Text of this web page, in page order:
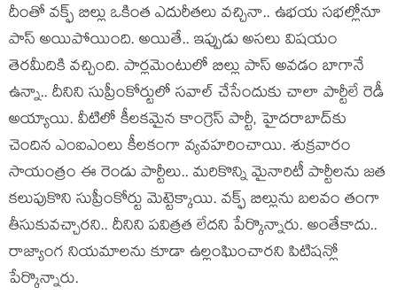
దీంతో వ‌క్ఫ్ బిల్లు ఒకింత ఎదురీత‌లు వ‌చ్చినా.. ఉభ‌య స‌భ‌ల్లోనూ
పాస్ అయిపోయింది. అయితే.. ఇప్పుడు అస‌లు విష‌యం
తెర‌మీదికి వ‌చ్చింది. పార్ల‌మెంటులో బిల్లు పాస్ అవ‌డం బాగానే
ఉన్నా.. దీనిని సుప్రీంకోర్టులో స‌వాల్ చేసేందుకు చాలా పార్టీలే రెడీ
అయ్యాయి. వీటిలో కీల‌క‌మైన కాంగ్రెస్ పార్టీ, హైద‌రాబాద్‌కు
చెందిన ఎంఐఎంలు కీల‌కంగా వ్య‌వ‌హ‌రించాయి. శుక్ర‌వారం
సాయంత్రం ఈ రెండు పార్టీలు.. మ‌రికొన్ని మైనారిటీ పార్టీల‌ను జ‌త
క‌లుపుకొని సుప్రీంకోర్టు మెట్టెక్కాయి. వ‌క్ఫ్ బిల్లును బ‌ల‌వం తంగా
తీసుకువ‌చ్చార‌ని.. దీనిని ప‌విత్ర‌త లేద‌ని పేర్కొన్నారు. అంతేకాదు..
రాజ్యాంగ నియ‌మాల‌ను కూడా ఉల్లంఘించార‌ని పిటిష‌న్లో
పేర్కొన్నారు.